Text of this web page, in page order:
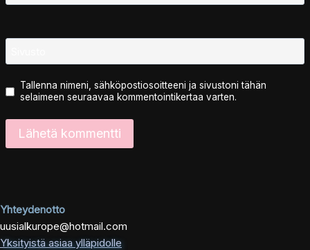
Tallenna nimeni, sähköpostiosoitteeni ja sivustoni tähän
selaimeen seuraavaa kommentointikertaa varten.
Yhteydenotto
uusialkurope@hotmail.com
Yksityistä asiaa ylläpidolle